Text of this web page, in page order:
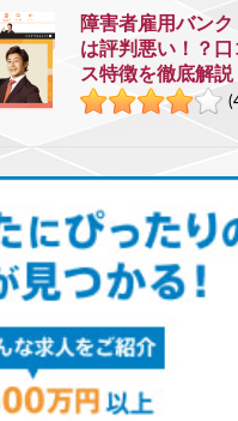
障害者雇用バンク
は評判悪い！？
ス特徴を徹底解説